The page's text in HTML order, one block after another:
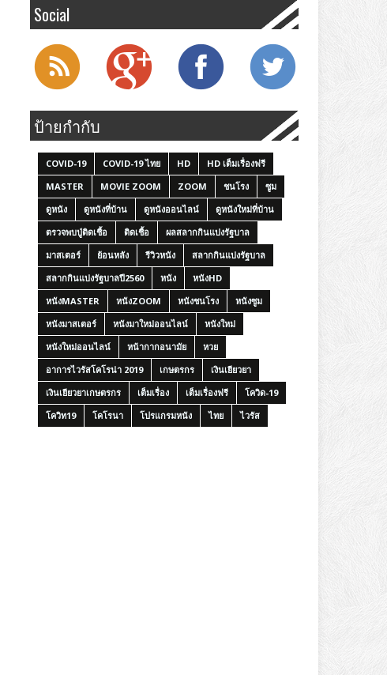
Social
ป้ายกำกับ
COVID-19 COVID-19 ไทย HD
HD เต็มเรื่องฟรี
MASTER
MOVIE ZOOM ZOOM ชนโรง
ซูม
ดูหนัง
ดูหนังที่บ้าน ดูหนังออนไลน์
ดูหนังใหม่ที่บ้าน
ตรวจพบปู่ติดเชื้อ
ติดเชื้อ
ผลสลากกินแบ่งรัฐบาล
มาสเตอร์
ย้อนหลัง รีวิวหนัง
สลากกินแบ่งรัฐบาล
สลากกินแบ่งรัฐบาลปี2560
หนัง
หนังHD
หนังMASTER
หนังZOOM หนังชนโรง
หนังซูม
หนังมาสเตอร์
หนังมาใหม่ออนไลน์
หนังใหม่
หนังใหม่ออนไลน์
หน้ากากอนามัย
หวย
อาการไวรัสโคโรน่า 2019
เกษตรกร
เงินเยียวยา
เงินเยียวยาเกษตรกร
เต็มเรื่อง เต็มเรื่องฟรี
โควิด-19
โควิท19
โคโรนา โปรแกรมหนัง ไทย ไวรัส